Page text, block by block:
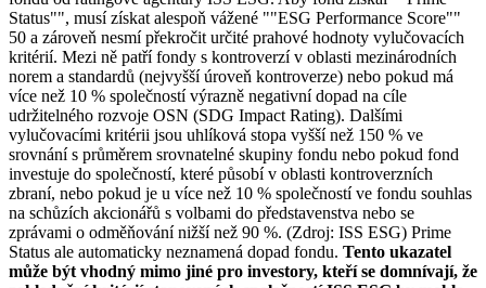
Status"", musí získat alespoň vážené ""ESG Performance Score""
50 a zároveň nesmí překročit určité prahové hodnoty vylučovacích
kritérií. Mezi ně patří fondy s kontroverzí v oblasti mezinárodních
norem a standardů (nejvyšší úroveň kontroverze) nebo pokud má
více než 10 % společností výrazně negativní dopad na cíle
udržitelného rozvoje OSN (SDG Impact Rating). Dalšími
vylučovacími kritérii jsou uhlíková stopa vyšší než 150 % ve
srovnání s průměrem srovnatelné skupiny fondu nebo pokud fond
investuje do společností, které působí v oblasti kontroverzních
zbraní, nebo pokud je u více než 10 % společností ve fondu souhlas
na schůzích akcionářů s volbami do představenstva nebo se
zprávami o odměňování nižší než 90 %. (Zdroj: ISS ESG) Prime
Status ale automaticky neznamená dopad fondu. Tento ukazatel
může být vhodný mimo jiné pro investory, kteří se domnívají, že